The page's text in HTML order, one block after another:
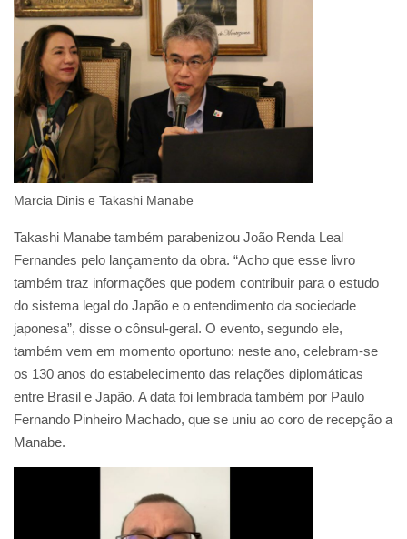
Marcia Dinis e Takashi Manabe
Takashi Manabe também parabenizou João Renda Leal
Fernandes pelo lançamento da obra. “Acho que esse livro
também traz informações que podem contribuir para o estudo
do sistema legal do Japão e o entendimento da sociedade
japonesa”, disse o cônsul-geral. O evento, segundo ele,
também vem em momento oportuno: neste ano, celebram-se
os 130 anos do estabelecimento das relações diplomáticas
entre Brasil e Japão. A data foi lembrada também por Paulo
Fernando Pinheiro Machado, que se uniu ao coro de recepção a
Manabe.